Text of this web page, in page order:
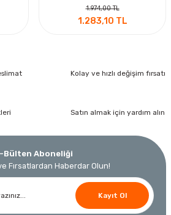
1.974,00 TL
1.283,10 TL
Kolay ve hızlı değişim fırsatı
Satın almak için yardım alın
Bülten Aboneliği
Fırsatlardan Haberdar Olun!
Kayıt Ol